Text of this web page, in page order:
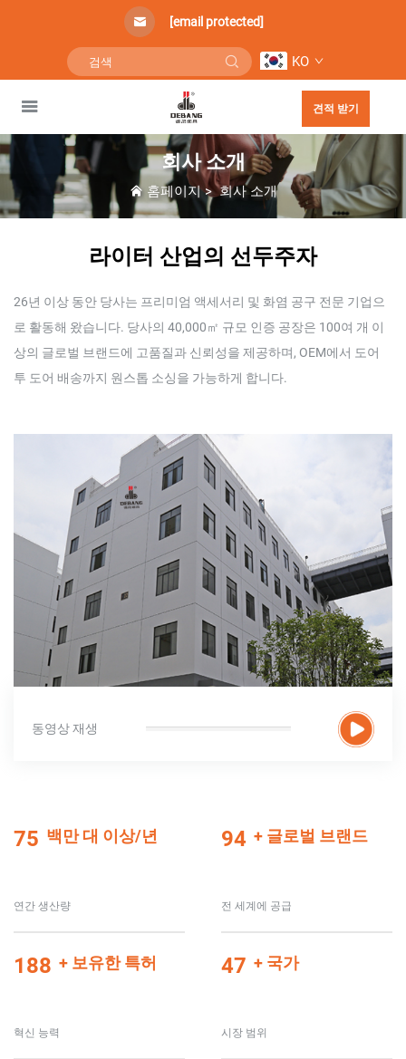
[email protected]
KO
견적 받기
회사 소개
홈페이지>회사 소개
라이터 산업의 선두주자
26년 이상 동안 당사는 프리미엄 액세서리 및 화염 공구 전문 기업으
로 활동해 왔습니다. 당사의 40,000㎡ 규모 인증 공장은 100여 개 이
상의 글로벌 브랜드에 고품질과 신뢰성을 제공하며, OEM에서 도어
투 도어 배송까지 원스톱 소싱을 가능하게 합니다.
동영상 재생
80 백만 대 이상/년
연간 생산량
100 + 글로벌 브랜드
전 세계에 공급
200 + 보유한 특허
혁신 능력
50 + 국가
시장 범위